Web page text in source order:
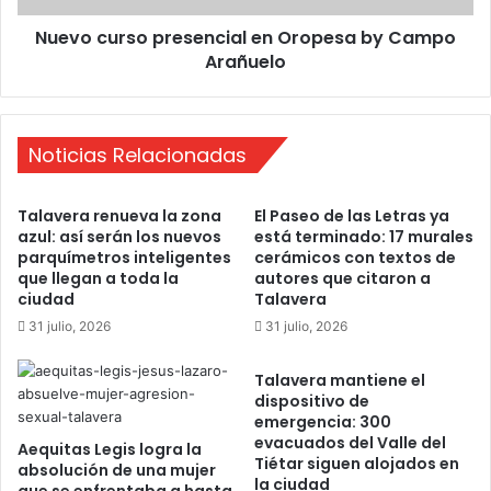
e
l
g
r
a
n
O
r
o
,
P
l
a
t
s
n
a
l
e
O
r
o
p
e
s
a
Nuevo curso presencial en Oropesa by Campo
Arañuelo
Noticias Relacionadas
Talavera renueva la zona
azul: así serán los nuevos
parquímetros inteligentes
que llegan a toda la
ciudad
31 julio, 2026
El Paseo de las Letras ya
está terminado: 17 murales
cerámicos con textos de
autores que citaron a
Talavera
31 julio, 2026
Aequitas Legis logra la
absolución de una mujer
Talavera mantiene el
dispositivo de
emergencia: 300
evacuados del Valle del
Tiétar siguen alojados en
la ciudad